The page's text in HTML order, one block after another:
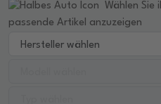
Wählen Sie
passende Artikel anzuzeigen